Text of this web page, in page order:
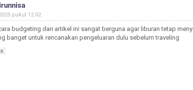
pukul 12.02
budgeting dari artikel ini sangat berguna agar liburan tetap
banget untuk rencanakan pengeluaran dulu sebelum traveling